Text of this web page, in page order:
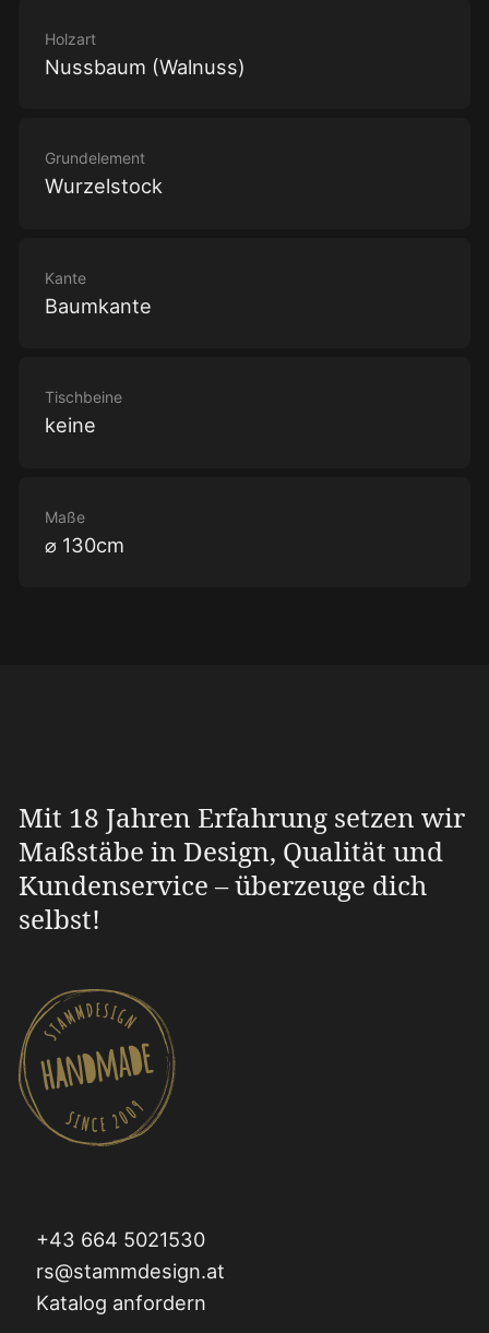
Holzart
Nussbaum (Walnuss)
Grundelement
Wurzelstock
Kante
Baumkante
Tischbeine
keine
Maße
⌀ 130cm
Mit 18 Jahren Erfahrung setzen wir
Maßstäbe in Design, Qualität und
Kundenservice – überzeuge dich
selbst!
+43 664 5021530
rs@stammdesign.at
Katalog anfordern